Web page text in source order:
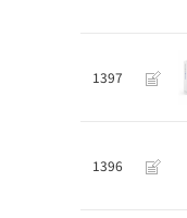
1397
1396